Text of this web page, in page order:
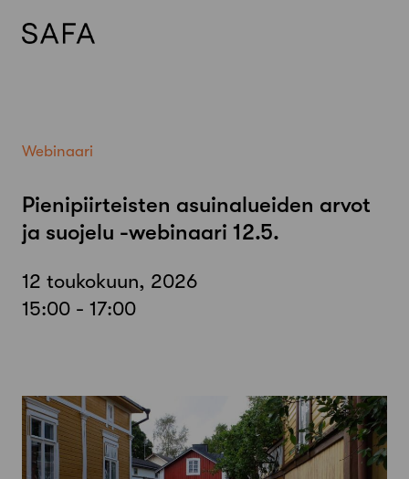
Webinaari
Pienipiirteisten asuinalueiden arvot
ja suojelu -webinaari 12.5.
12 toukokuun, 2026
15:00 - 17:00